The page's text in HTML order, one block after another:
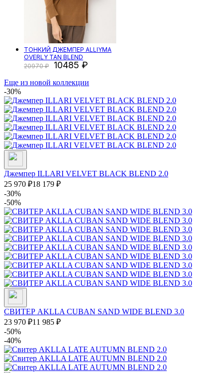
ТОНКИЙ ДЖЕМПЕР ALLIYMA
OVERLY TAN BLEND
20970
10485
Еще из новой коллекции
-30%
Джемпер ILLARI VELVET BLACK BLEND 2.0
25 970 ₽18 179 ₽
-30%
-50%
СВИТЕР AKLLA CUBAN SAND WIDE BLEND 3.0
23 970 ₽11 985 ₽
-50%
-40%